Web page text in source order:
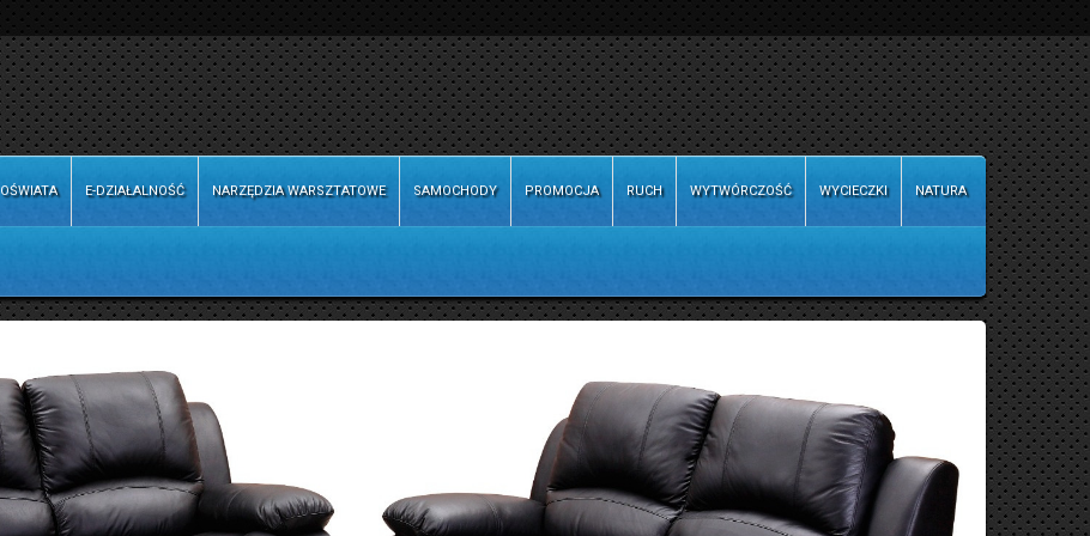
OŚWIATA E-DZIAŁALNOŚĆ NARZĘDZIA WARSZTATOWE SAMOCHODY PROMOCJA RUCH WYTWÓRCZOŚĆ WYCIECZKI NATURA